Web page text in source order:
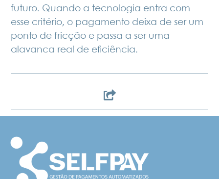
futuro. Quando a tecnologia entra com
esse critério, o pagamento deixa de ser um
ponto de fricção e passa a ser uma
alavanca real de eficiência.